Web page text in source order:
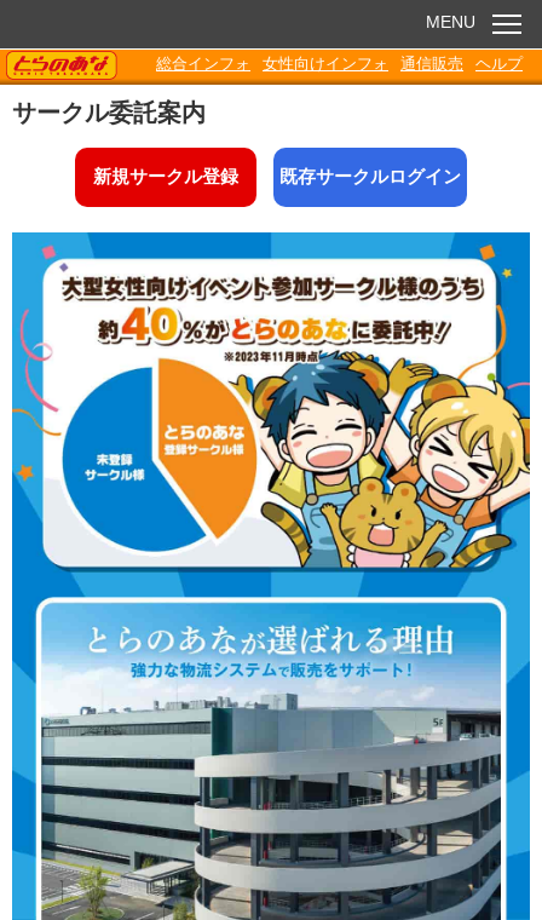
お知らせ
電子書籍
Q&A
各種ダウンロード
MENU
TORANOANA
総合インフォ 女性向けインフォ 通信販売 ヘルプ
サークル委託案内
新規サークル登録 既存サークルログイン